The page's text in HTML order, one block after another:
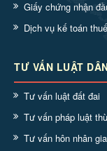
Giấy chứng nhận
Dịch vụ kế toán thuế
TƯ VẤN LUẬT
Tư vấn luật đất đai
Tư vấn pháp luật
Tư vấn hôn nhân